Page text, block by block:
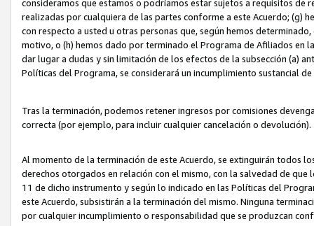
consideramos que estamos o podríamos estar sujetos a requisitos de
realizadas por cualquiera de las partes conforme a este Acuerdo; (g)
con respecto a usted u otras personas que, según hemos
motivo, o (h) hemos dado por terminado el Programa de Afiliados en
dar lugar a dudas y sin limitación de los efectos de la subsección (a)
Políticas del Programa, se considerará un incumplimiento sustancial
Tras la terminación, podemos retener ingresos por comisiones
correcta (por ejemplo, para incluir cualquier cancelación o devolución).
Al momento de la terminación de este Acuerdo, se extinguirán todos
derechos otorgados en relación con el mismo, con la salvedad de
11 de dicho instrumento y según lo indicado en las Políticas del
este Acuerdo, subsistirán a la terminación del mismo. Ninguna
por cualquier incumplimiento o responsabilidad que se produzcan